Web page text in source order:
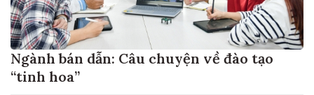
Ngành bán dẫn: Câu chuyện về đào tạo
“tinh hoa”